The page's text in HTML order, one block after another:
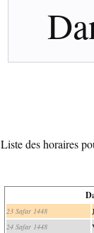
Liste des horaires
23 Safar 1448
24 Safar 1448